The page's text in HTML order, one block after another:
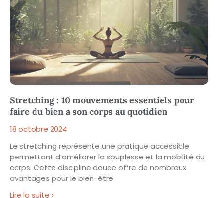
Stretching : 10 mouvements essentiels pour
faire du bien a son corps au quotidien
18 octobre 2024
Le stretching représente une pratique accessible
permettant d’améliorer la souplesse et la mobilité du
corps. Cette discipline douce offre de nombreux
avantages pour le bien-être
Lire la suite »